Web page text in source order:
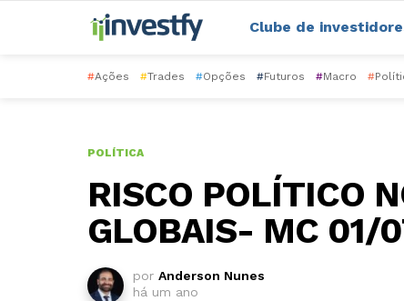
Clube de
#Ações #Trades #Opções #Futuros #Macro #
POLÍTICA
RISCO POLÍTICO
GLOBAIS- MC 01/
por Anderson Nunes
há um ano